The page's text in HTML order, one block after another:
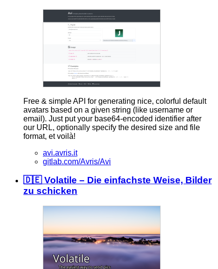
Free & simple API for generating nice, colorful default
avatars based on a given string (like username or
email). Just put your base64-encoded identifier after
our URL, optionally specify the desired size and file
format, et voilà!
avi.avris.it
gitlab.com/Avris/Avi
🇩🇪 Volatile – Die einfachste Weise, Bilder
zu schicken